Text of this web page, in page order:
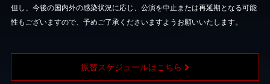
但し、今後の国内外の感染状況に応じ、公演を中止または再延期となる可能
性もございますので、予めご了承くださいますようお願いいたします。
振替スケジュールはこちら